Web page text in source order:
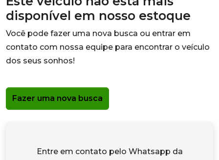
disponível em nosso estoque
Você pode fazer uma nova busca ou entrar em
contato com nossa equipe para encontrar o veículo
dos seus sonhos!
Fazer uma nova busca
Entre em contato pelo Whatsapp da